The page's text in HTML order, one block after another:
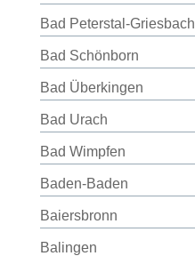
Bad Peterstal-Griesbach
Bad Schönborn
Bad Überkingen
Bad Urach
Bad Wimpfen
Baden-Baden
Baiersbronn
Balingen